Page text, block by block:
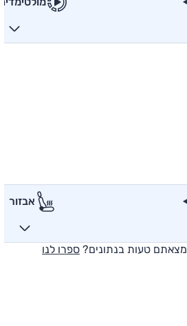
אבזור
מצאתם טעות בנתונים? ספרו לנו